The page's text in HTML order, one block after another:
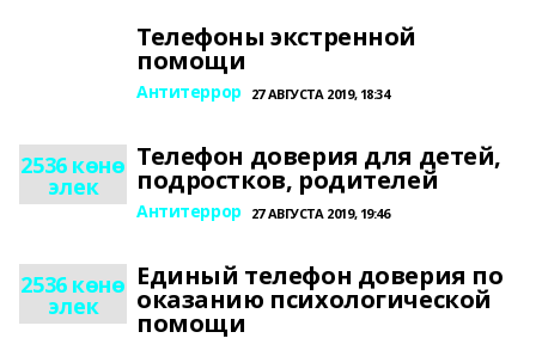
Телефоны экстренной
помощи
Антитеррор 27 АВГУСТА 2019, 18:34
2536 көнө
элек
Телефон доверия для детей,
подростков, родителей
Антитеррор 27 АВГУСТА 2019, 19:46
2536 көнө
элек
Единый телефон доверия по
оказанию психологической
помощи